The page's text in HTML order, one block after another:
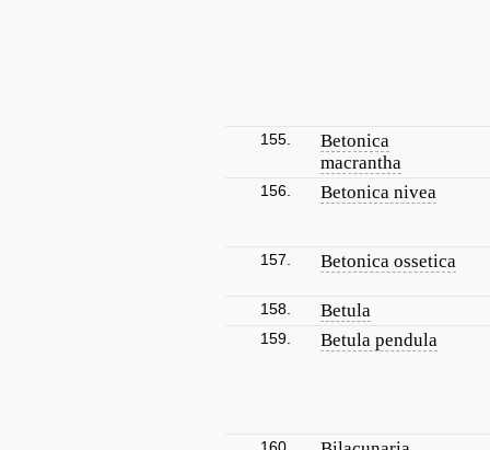
155.
Betonica
macrantha
156. Betonica nivea
157. Betonica ossetica
158. Betula
159. Betula pendula